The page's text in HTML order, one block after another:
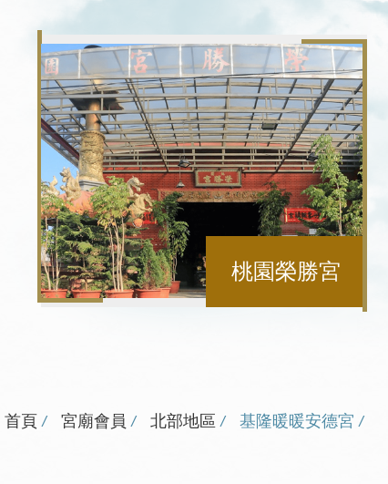
桃園榮勝宮
首頁 宮廟會員 北部地區 基隆暖暖安德宮